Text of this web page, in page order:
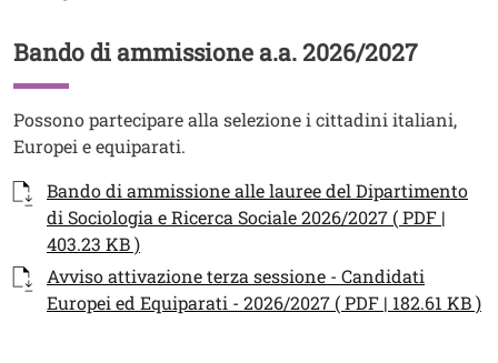
Titolo
Bando di ammissione a.a. 2026/2027
Testo
Possono partecipare alla selezione i cittadini italiani,
Europei e equiparati.
Documenti
Documento
Bando di ammissione alle lauree del Dipartimento
di Sociologia e Ricerca Sociale 2026/2027 ( PDF |
403.23 KB )
Documento
Avviso attivazione terza sessione - Candidati
Europei ed Equiparati - 2026/2027 ( PDF | 182.61 KB )